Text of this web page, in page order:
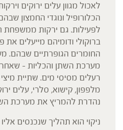
לאכול מגוון עלים ירוקים
הכלורופיל ונוגדי החמצון
לפעילות. גם ירקות ממשפחת
ברוקולי ודומיהם מייעלים את
החומרים הגופרתיים שבהם.
מערכת השתן והכליות –
רעלים מסיסי מים. שתיית
מלפפון, קישוא, סלרי, עלים
נהדרת להמריץ את מערכת
ניקוי הוא תהליך שנכנסים